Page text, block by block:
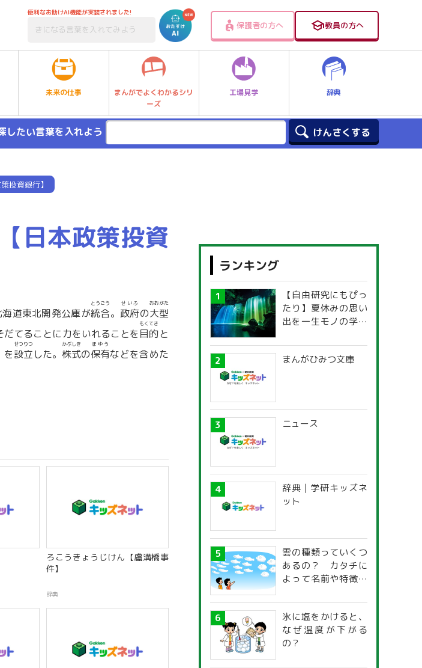
便利なお助けAI機能が実装されました!
保護者の方へ 教員の方へ
未来の仕事
まんがでよくわかるシリ
ーズ
工場見学 辞典
したい言葉を入れよう
投資銀行】
日本政策投資
道東北開発公庫が統合
とうごう
。 政府
せいふ
の大型
おおがた
だてることに力をいれることを 目的
もくてき
と
を設立
せつりつ
した。 株式
かぶしき
の保有
ほゆう
などを含めた
ろこうきょうじけん【盧溝橋事
件】
辞典
ランキング
【自由研究にもぴっ
たり】夏休みの思い
出を一生モノの学び
探究ガイド
まんがひみつ文庫
ニュース
辞典 | 学研キッズネ
ット
雲の種類っていくつ
あるの？ カタチに
よって名前や特徴が
氷に塩をかけると、
なぜ温度が下がる
の？